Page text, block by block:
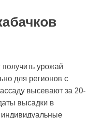
урожай
для регионов с
высевают за 20-
высадки в
индивидуальные